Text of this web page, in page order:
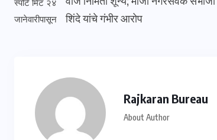
शिंदे यांचे गंभीर आरोप
Rajkaran Bureau
About Author